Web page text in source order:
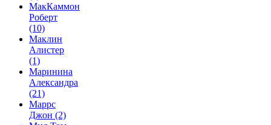
МакКаммон
Роберт
(10)
Маклин
Алистер
(1)
Маринина
Александра
(21)
Маррс
Джон (2)